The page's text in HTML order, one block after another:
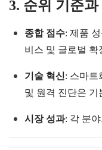
3. 순위 기준
종합 점수: 제품
비스 및 글로벌 확
기술 혁신: 스마트
및 원격 진단은 기
시장 성과: 각 분